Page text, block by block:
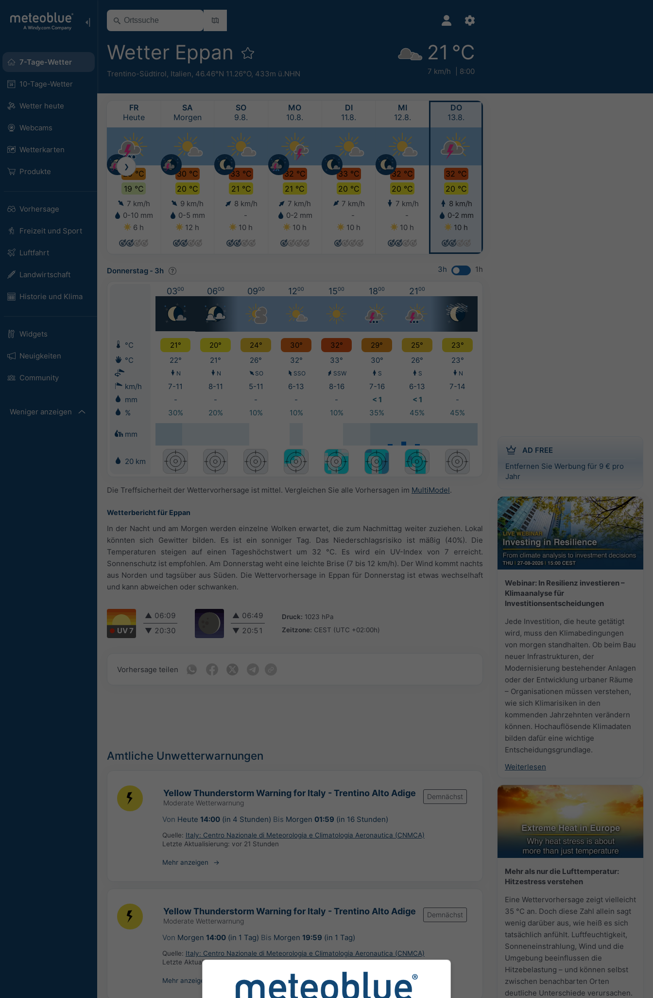
7-Tage-Wetter
10-Tage-Wetter
Wetter heute
Webcams
Wetterkarten
Produkte
Vorhersage
Freizeit und Sport
Luftfahrt
Landwirtschaft
Historie und Klima
Widgets
Neuigkeiten
Community
Weniger anzeigen
Wetter Eppan
Trentino-Südtirol, Italien, 46.46°N 11.26°O, 433m ü.NHN
21 °C
7 km/h 8:00
AD FREE
Entfernen Sie Werbung für 9 € pro
Jahr
Webinar: In Resilienz investieren –
Klimaanalyse für
Investitionsentscheidungen
Jede Investition, die heute getätigt
wird, muss den Klimabedingungen
von morgen standhalten. Ob beim Bau
neuer Infrastrukturen, der
Modernisierung bestehender Anlagen
oder der Entwicklung urbaner Räume
– Organisationen müssen verstehen,
wie sich Klimarisiken in den
kommenden Jahrzehnten verändern
können. Hochauflösende Klimadaten
bilden dafür eine wichtige
Entscheidungsgrundlage.
Weiterlesen
Mehr als nur die Lufttemperatur:
Hitzestress verstehen
Eine Wettervorhersage zeigt vielleicht
35 °C an. Doch diese Zahl allein sagt
wenig darüber aus, wie heiß es sich
tatsächlich anfühlt. Luftfeuchtigkeit,
Sonneneinstrahlung, Wind und die
Umgebung beeinflussen die
Hitzebelastung – und können selbst
zwischen benachbarten Orten
deutliche Unterschiede verursachen.
FR
Heute
29 °C
19 °C
7 km/h
0-10 mm
6 h
SA
Morgen
30 °C
20 °C
9 km/h
0-5 mm
12 h
SO
9.8.
33 °C
21 °C
8 km/h
-
10 h
MO
10.8.
32 °C
21 °C
7 km/h
0-2 mm
10 h
DI
11.8.
33 °C
20 °C
7 km/h
-
10 h
MI
12.8.
32 °C
20 °C
7 km/h
-
10 h
DO
13.8.
32 °C
20 °C
8 km/h
0-2 mm
10 h
❯
Donnerstag - 3h 3h 1h
0300 0600 0900 1200 1500 1800 2100
°C 21° 20° 24° 30° 32° 29° 25°
23°
°C
22° 21° 26° 32° 33° 30° 26° 23°
N N SO SSO SSW S S N
km/h 7-11 8-11 5-11 6-13 8-16 7-16 6-13
7-14
mm
- - - - - < 1 < 1
-
%
30% 20% 10% 10% 10% 35% 45% 45%
mm
20 km
Die Treffsicherheit der Wettervorhersage ist mittel. Vergleichen Sie alle Vorhersagen im MultiModel.
Wetterbericht für Eppan
In der Nacht und am Morgen werden einzelne Wolken erwartet, die zum Nachmittag weiter zuziehen. Lokal
könnten sich Gewitter bilden. Es ist ein sonniger Tag. Das Niederschlagsrisiko ist mäßig (40%). Die
Temperaturen steigen auf einen Tageshöchstwert um 32 °C. Es wird ein UV-Index von 7 erreicht.
Sonnenschutz ist empfohlen. Am Donnerstag weht eine leichte Brise (7 bis 12 km/h). Der Wind kommt nachts
aus Norden und tagsüber aus Süden. Die Wettervorhersage in Eppan für Donnerstag ist etwas wechselhaft
und kann abweichen oder schwanken.
UV 7
▲ 06:09
▼ 20:30
▲ 06:49
▼ 20:51
Druck: 1023 hPa
Zeitzone: CEST (UTC +02:00h)
Vorhersage teilen
Amtliche Unwetterwarnungen
Yellow Thunderstorm Warning for Italy - Trentino Alto Adige
Moderate Wetterwarnung
Demnächst
Von Heute 14:00(in 4 Stunden) Bis Morgen 01:59 (in 16 Stunden)
Quelle: Italy: Centro Nazionale di Meteorologia e Climatologia Aeronautica (CNMCA)
Letzte Aktualisierung: vor 21 Stunden
Mehr anzeigen
Yellow Thunderstorm Warning for Italy - Trentino Alto Adige
Moderate Wetterwarnung
Demnächst
Von Morgen 14:00(in 1 Tag) Bis Morgen 19:59 (in 1 Tag)
Quelle: Italy: Centro Nazionale di Meteorologia e Climatologia Aeronautica (CNMCA)
Letzte Aktualisierung:vor 8 Stunden
Mehr anzeigen